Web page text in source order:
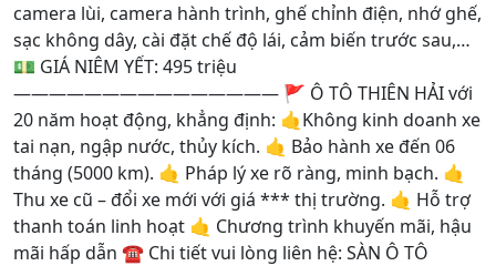
camera lùi, camera hành trình, ghế chỉnh điện, nhớ ghế,
sạc không dây, cài đặt chế độ lái, cảm biến trước sau,…
💵 GIÁ NIÊM YẾT: 495 triệu
——————————————— 🚩 Ô TÔ THIÊN HẢI với
20 năm hoạt động, khẳng định: 🤙Không kinh doanh xe
tai nạn, ngập nước, thủy kích. 🤙 Bảo hành xe đến 06
tháng (5000 km). 🤙 Pháp lý xe rõ ràng, minh bạch. 🤙
Thu xe cũ – đổi xe mới với giá *** thị trường. 🤙 Hỗ trợ
thanh toán linh hoạt 🤙 Chương trình khuyến mãi, hậu
mãi hấp dẫn ☎️ Chi tiết vui lòng liên hệ: SÀN Ô TÔ